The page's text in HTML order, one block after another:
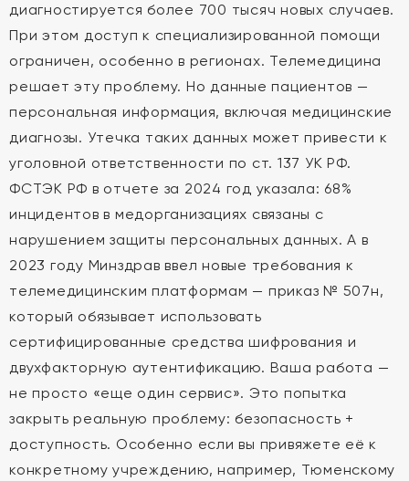
диагностируется более 700 тысяч новых случаев.
При этом доступ к специализированной помощи
ограничен, особенно в регионах. Телемедицина
решает эту проблему. Но данные пациентов —
персональная информация, включая медицинские
диагнозы. Утечка таких данных может привести к
уголовной ответственности по ст. 137 УК РФ.
ФСТЭК РФ в отчете за 2024 год указала: 68%
инцидентов в медорганизациях связаны с
нарушением защиты персональных данных. А в
2023 году Минздрав ввел новые требования к
телемедицинским платформам — приказ № 507н,
который обязывает использовать
сертифицированные средства шифрования и
двухфакторную аутентификацию. Ваша работа —
не просто «еще один сервис». Это попытка
закрыть реальную проблему: безопасность +
доступность. Особенно если вы привяжете её к
конкретному учреждению, например, Тюменскому